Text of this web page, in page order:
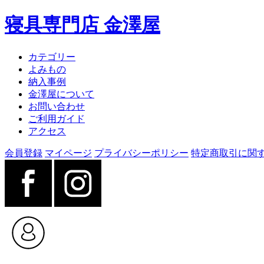
寝具専門店 金澤屋
カテゴリー
よみもの
納入事例
金澤屋について
お問い合わせ
ご利用ガイド
アクセス
会員登録 マイページ プライバシーポリシー 特定商取引に関